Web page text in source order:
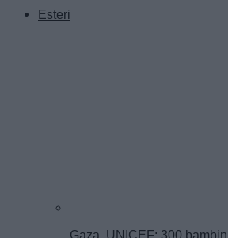
Esteri
Gaza, UNICEF: 300